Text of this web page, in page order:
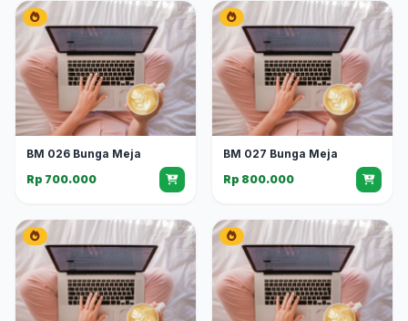
BM 026 Bunga Meja
Rp 700.000
BM 027 Bunga Meja
Rp 800.000